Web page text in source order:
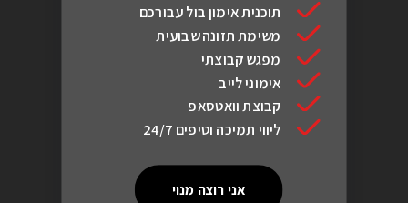
תוכנית אימון בול עבורכם
משימת תזונה שבועית
מפגש קבוצתי
אימוני לייב
קבוצת וואטסאפ
ליווי תמיכה וטיפים 24/7
אני רוצה מנוי